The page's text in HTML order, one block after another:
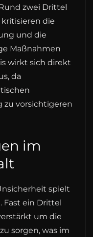
zwei Drittel
die
und die
Maßnahmen
wirkt sich direkt
da
zu vorsichtigeren
im
spielt
Fast ein Drittel
um die
sorgen, was im